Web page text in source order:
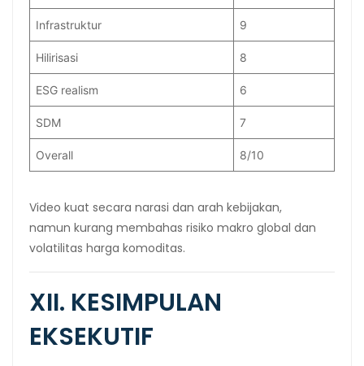
Infrastruktur 9
Hilirisasi 8
ESG realism 6
SDM 7
Overall 8/10
Video kuat secara narasi dan arah kebijakan,
namun kurang membahas risiko makro global dan
volatilitas harga komoditas.
XII. KESIMPULAN
EKSEKUTIF